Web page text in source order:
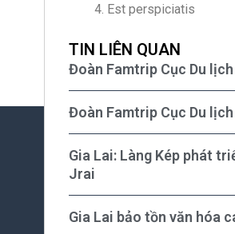
Est perspiciatis
TIN LIÊN QUAN
Đoàn Famtrip Cục Du
Đoàn Famtrip Cục Du
Gia Lai: Làng Kép phát
Jrai
Gia Lai bảo tồn văn hóa